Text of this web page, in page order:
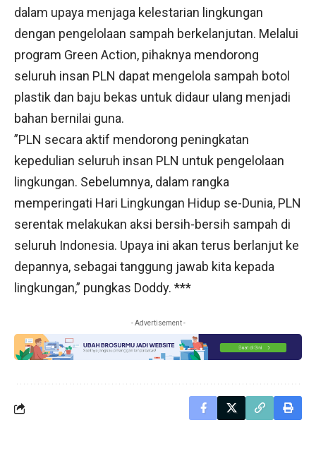
dalam upaya menjaga kelestarian lingkungan
dengan pengelolaan sampah berkelanjutan. Melalui
program Green Action, pihaknya mendorong
seluruh insan PLN dapat mengelola sampah botol
plastik dan baju bekas untuk didaur ulang menjadi
bahan bernilai guna.
”PLN secara aktif mendorong peningkatan
kepedulian seluruh insan PLN untuk pengelolaan
lingkungan. Sebelumnya, dalam rangka
memperingati Hari Lingkungan Hidup se-Dunia, PLN
serentak melakukan aksi bersih-bersih sampah di
seluruh Indonesia. Upaya ini akan terus berlanjut ke
depannya, sebagai tanggung jawab kita kepada
lingkungan,” pungkas Doddy. ***
- Advertisement -